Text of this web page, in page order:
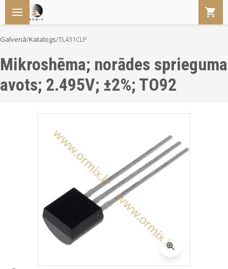
Galvenā/Katalogs/TL431CLP
Mikroshēma; norādes sprieguma
avots; 2.495V; ±2%; TO92